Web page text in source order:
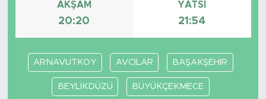
AKŞAM
20:20
YATSI
21:54
ARNAVUTKOY AVCILAR BAŞAKŞEHİR
BEYLİKDÜZÜ BÜYÜKÇEKMECE